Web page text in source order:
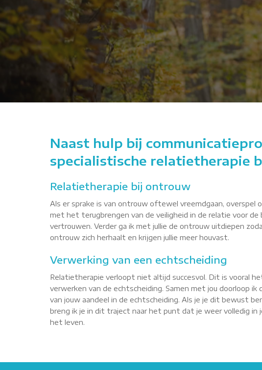
Naast hulp bij
specialistische relatietherapie
Relatietherapie bij ontrouw
Als er sprake is van ontrouw oftewel vreemdgaan,
met het terugbrengen van de veiligheid in de relatie voor
vertrouwen. Verder ga ik met jullie de ontrouw uitdiepen
ontrouw zich herhaalt en krijgen jullie meer houvast.
Verwerking van een echtscheiding
Relatietherapie verloopt niet altijd succesvol. Dit is vooral
verwerken van de echtscheiding. Samen met jou doorloop
van jouw aandeel in de echtscheiding. Als je je dit bewust
breng ik je in dit traject naar het punt dat je weer volledig in
het leven.